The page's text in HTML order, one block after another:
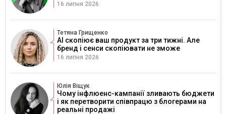
16 липня 2026
Тетяна Грищенко
AI скопіює ваш продукт за три тижні. Але
бренд і сенси скопіювати не зможе
16 липня 2026
Юлія Віщук
Чому інфлюенс-кампанії зливають бюджети
і як перетворити співпрацю з блогерами на
реальні продажі